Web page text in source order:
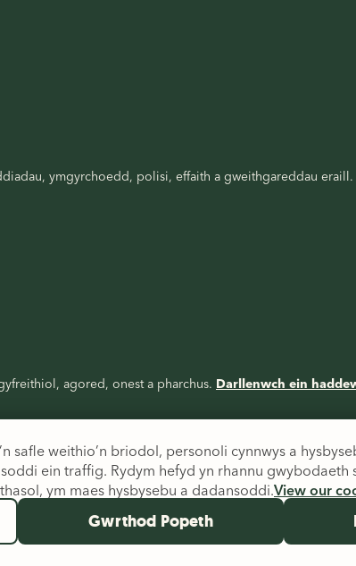
ymgyrchoedd, polisi, effaith a gweithgareddau eraill.
agored, onest a pharchus. Darllenwch ein
a'r Alban (SC039263) ac yn gwmni cyfyngedig drwy
safle weithio’n briodol, personoli cynnwys a
ein traffig. Rydym hefyd yn rhannu gwybodaeth
ym maes hysbysebu a dadansoddi.View our
Gwrthod Popeth